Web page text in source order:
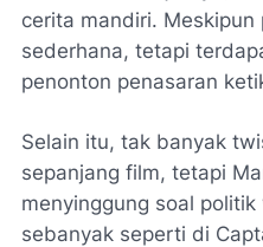
cerita mandiri. Meskipun
sederhana, tetapi
penonton penasaran
Selain itu, tak banyak
sepanjang film, tetapi
menyinggung soal
sebanyak seperti di